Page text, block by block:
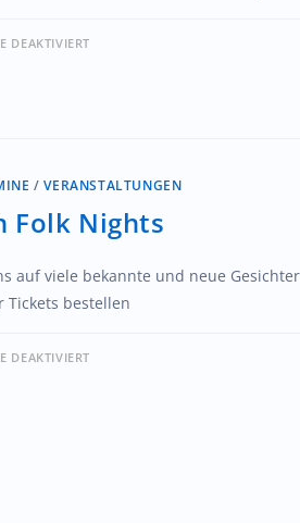
DEAKTIVIERT
/VERANSTALTUNGEN
Folk Nights
auf viele bekannte und neue
Tickets bestellen
DEAKTIVIERT